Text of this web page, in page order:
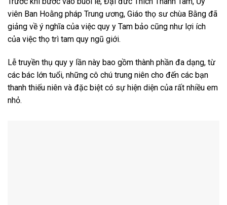
viên Ban Hoằng pháp Trung ương, Giáo thọ sư chùa Bằng đã
giảng về ý nghĩa của việc quy y Tam bảo cũng như lợi ích
của việc thọ trì tam quy ngũ giới.
Lễ truyền thụ quy y lần này bao gồm thành phần đa dạng, từ
các bác lớn tuổi, những cô chú trung niên cho đến các bạn
thanh thiếu niên và đặc biệt có sự hiện diện của rất nhiều em
nhỏ.